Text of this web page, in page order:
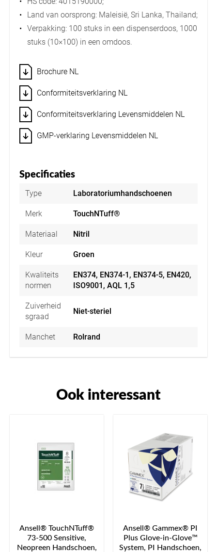
Land van oorsprong: Maleisië, Sri Lanka, Thailand;
Verpakking: 100 stuks in een dispenserdoos, 1000
stuks (10×100) in een omdoos.
Brochure NL
Conformiteitsverklaring NL
Conformiteitsverklaring Levensmiddelen NL
GMP-verklaring Levensmiddelen NL
Specificaties
Type Laboratoriumhandschoenen
Merk TouchNTuff®
Materiaal Nitril
Kleur Groen
Kwaliteits
normen
EN374, EN374-1, EN374-5, EN420,
ISO9001, AQL 1,5
Zuiverheid
sgraad
Niet-steriel
Manchet Rolrand
Ook interessant
Ansell® TouchNTuff®
73-500 Sensitive,
Neopreen Handschoen,
Ansell® Gammex® PI
Plus Glove-in-Glove™
System, PI Handschoen,